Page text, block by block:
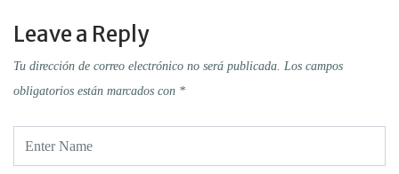
Leave a Reply
Tu dirección de correo electrónico no será publicada. Los campos
obligatorios están marcados con *